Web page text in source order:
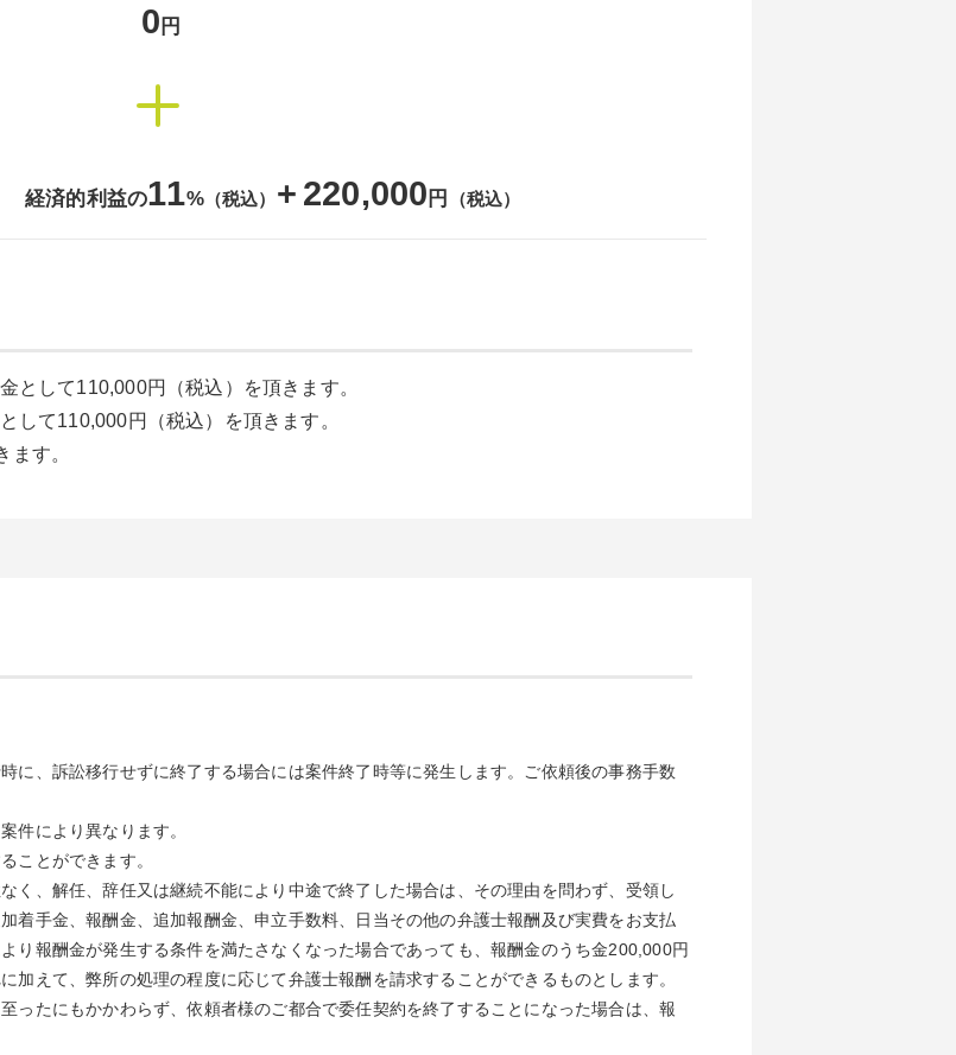
0 円
経済的利益の11%（税込） + 220,000 円 （税込）
として110,000円（税込）を頂きます。
して110,000円（税込）を頂きます。
す。
に、訴訟移行せずに終了する場合には案件終了時等に発生します。ご依頼後の事務手数
件により異なります。
ことができます。
く、解任、辞任又は継続不能により中途で終了した場合は、その理由を問わず、受領し
着手金、報酬金、追加報酬金、申立手数料、日当その他の弁護士報酬及び実費をお支払
り報酬金が発生する条件を満たさなくなった場合であっても、報酬金のうち金200,000円
加えて、弊所の処理の程度に応じて弁護士報酬を請求することができるものとします。
ったにもかかわらず、依頼者様のご都合で委任契約を終了することになった場合は、報